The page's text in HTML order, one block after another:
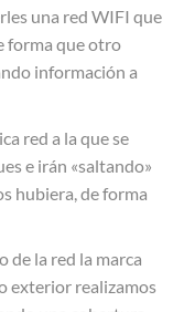
una red WIFI que
forma que otro
información a
red a la que se
e irán «saltando»
hubiera, de forma
de la red la marca
exterior realizamos